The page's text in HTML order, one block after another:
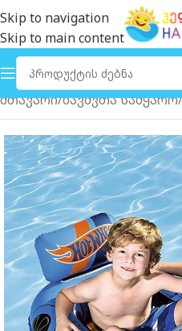
Skip to navigation
Skip to main content
მთავარი ბავშვთა სამყარო